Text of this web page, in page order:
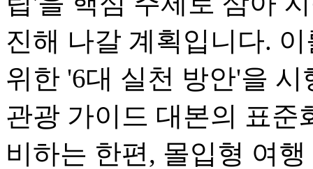
진해 나갈 계획입니다.
위한 '6대 실천 방안'을
관광 가이드 대본의 표준
비하는 한편, 몰입형 여